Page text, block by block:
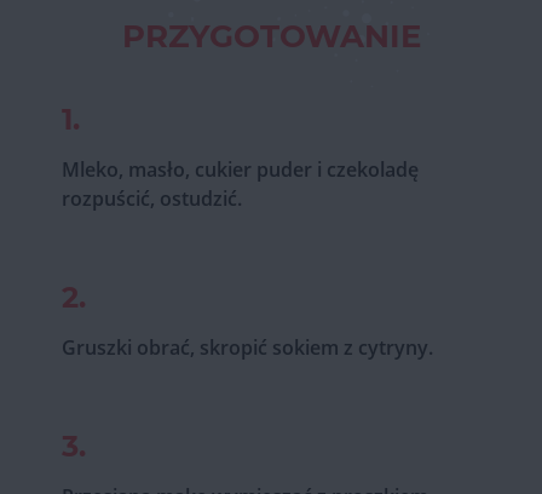
PRZYGOTOWANIE
1.
Mleko, masło, cukier puder i czekoladę
rozpuścić, ostudzić.
2.
Gruszki obrać, skropić sokiem z cytryny.
3.